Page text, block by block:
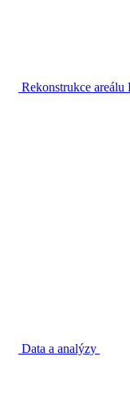
Rekonstrukce areálu
Data a analýzy